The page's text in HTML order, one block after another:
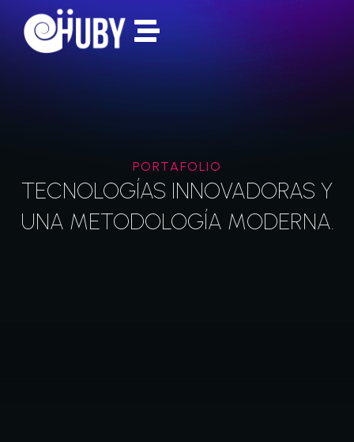
PORTAFOLIO
TECNOLOGÍAS INNOVADORAS Y
UNA METODOLOGÍA MODERNA.